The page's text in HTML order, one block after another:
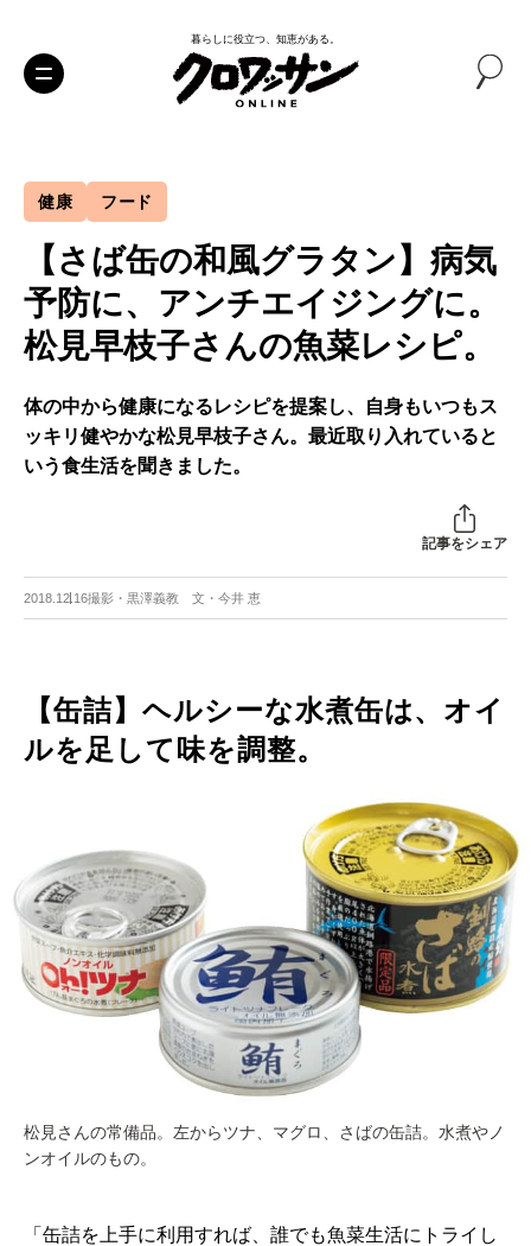
暮らしに役立つ、知恵がある。
健康 フード
【さば缶の和風グラタン】病気
予防に、アンチエイジングに。
松見早枝子さんの魚菜レシピ。
体の中から健康になるレシピを提案し、自身もいつもス
ッキリ健やかな松見早枝子さん。最近取り入れていると
いう食生活を聞きました。
記事をシェア
2018.12.16撮影・黒澤義教 文・今井 恵
【缶詰】ヘルシーな水煮缶は、オイ
ルを足して味を調整。
松見さんの常備品。左からツナ、マグロ、さばの缶詰。水煮やノ
ンオイルのもの。
「缶詰を上手に利用すれば、誰でも魚菜生活にトライし